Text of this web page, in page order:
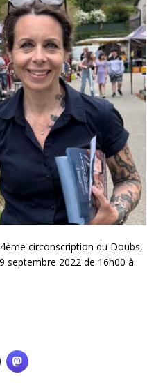
circonscription du Doubs,
septembre 2022 de 16h00 à